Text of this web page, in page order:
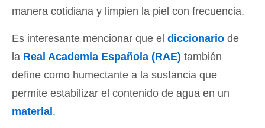
manera cotidiana y limpien la piel con frecuencia.
Es interesante mencionar que el diccionario de
la Real Academia Española (RAE) también
define como humectante a la sustancia que
permite estabilizar el contenido de agua en un
material .